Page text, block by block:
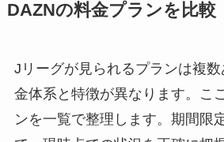
DAZNの料金プランを比較
Jリーグが見られるプランは複
金体系と特徴が異なります。こ
ンを一覧で整理します。期間限